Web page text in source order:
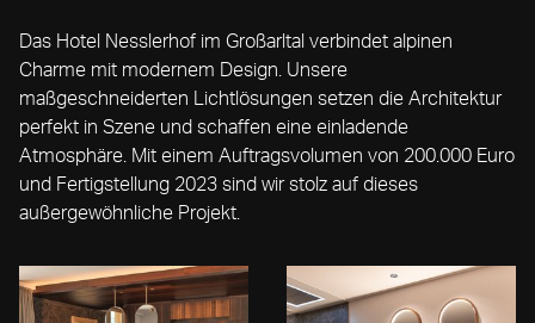
Das Hotel Nesslerhof im Großarltal verbindet alpinen
Charme mit modernem Design. Unsere
maßgeschneiderten Lichtlösungen setzen die Architektur
perfekt in Szene und schaffen eine einladende
Atmosphäre. Mit einem Auftragsvolumen von 200.000 Euro
und Fertigstellung 2023 sind wir stolz auf dieses
außergewöhnliche Projekt.